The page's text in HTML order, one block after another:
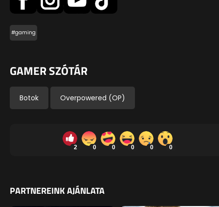
#gaming
GAMER SZÓTÁR
Botok Overpowered (OP)
2 0 0 0 0 0
PARTNEREINK AJÁNLATA